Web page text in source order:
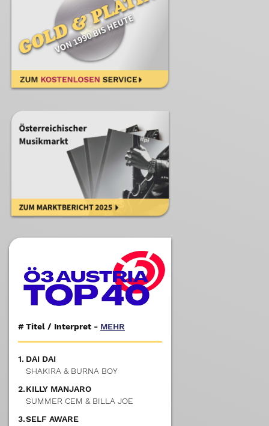
#Titel / Interpret - MEHR
1. DAI DAI
SHAKIRA & BURNA BOY
2.KILLY MANJARO
SUMMER CEM & BILLA JOE
3.SELF AWARE